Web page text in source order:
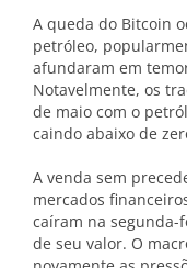
A queda do Bitcoin
petróleo,
afundaram em
Notavelmente, os
de maio com o
caindo abaixo de
A venda sem
mercados
caíram na segunda-
de seu valor. O